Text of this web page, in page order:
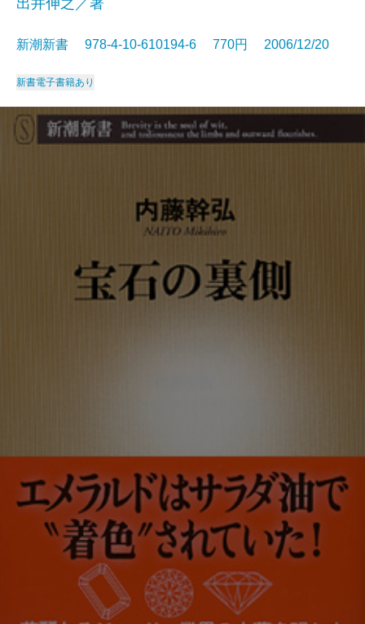
出井伸之／著
新潮新書 978-4-10-610194-6 770円 2006/12/20
新書電子書籍あり